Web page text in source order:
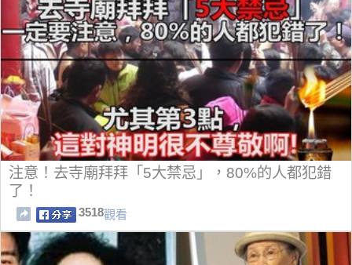
注意！去寺廟拜拜「5大禁忌」，80%的人都犯錯
了！
3518觀看